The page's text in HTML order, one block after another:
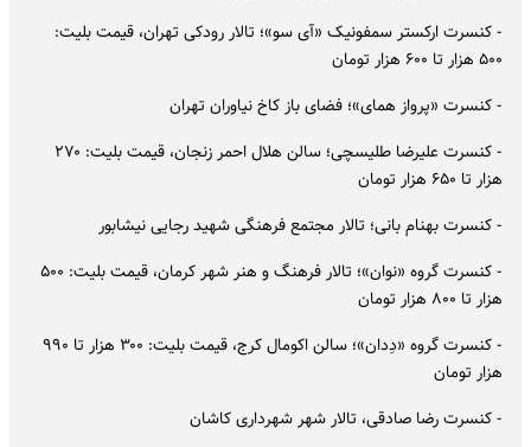
- کنسرت ارکستر سمفونیک «آی سو»؛ تالار رودکی تهران، قیمت بلیت:
۵۰۰ هزار تا ۶۰۰ هزار تومان
- کنسرت «پرواز همای»؛ فضای باز کاخ نیاوران تهران
- کنسرت علیرضا طلیسچی؛ سالن هلال احمر زنجان، قیمت بلیت: ۲۷۰
هزار تا ۶۵۰ هزار تومان
- کنسرت بهنام بانی؛ تالار مجتمع فرهنگی شهید رجایی نیشابور
- کنسرت گروه «نوان»؛ تالار فرهنگ و هنر شهر کرمان، قیمت بلیت: ۵۰۰
هزار تا ۸۰۰ هزار تومان
- کنسرت گروه «دِدان»؛ سالن اکومال کرج، قیمت بلیت: ۳۰۰ هزار تا ۹۹۰
هزار تومان
- کنسرت رضا صادقی، تالار شهر شهرداری کاشان